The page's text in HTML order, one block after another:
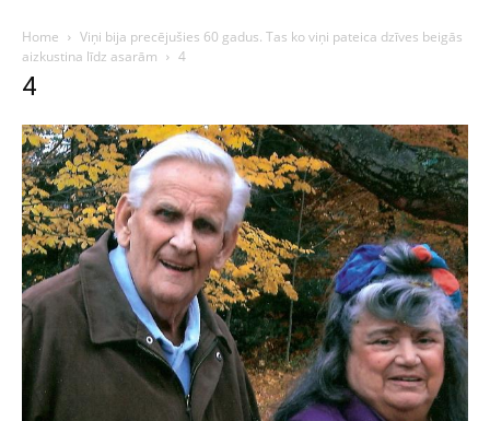
Home
Viņi bija precējušies 60 gadus. Tas ko viņi pateica dzīves beigās
aizkustina līdz asarām
4
4